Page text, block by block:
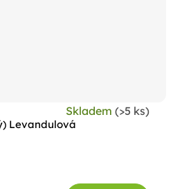
Levandulová
Skladem (>5 ks)